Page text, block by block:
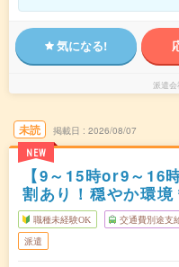
気になる!
派遣会
未読
NEW
掲載日 2026/08/07
【9～15時or9～16
割あり！穏やか環
職種未経験OK 交通費別途支
派遣